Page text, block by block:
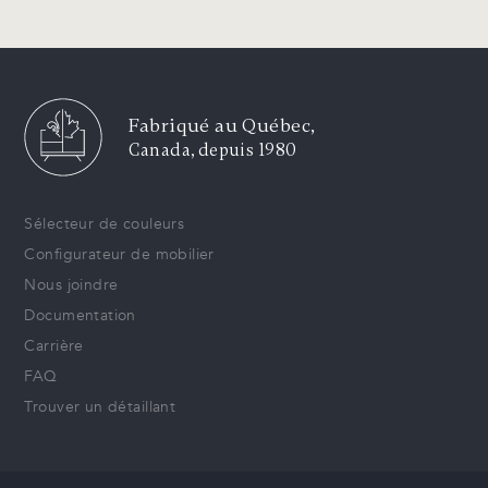
Fabriqué au Québec,
Canada, depuis 1980
Sélecteur de couleurs
Configurateur de mobilier
Nous joindre
Documentation
Carrière
FAQ
Trouver un détaillant